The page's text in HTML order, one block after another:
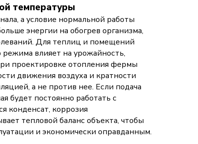
температуры
а условие нормальной работы
энергии на обогрев организма,
Для теплиц и помещений
влияет на урожайность,
проектировке отопления фермы
движения воздуха и кратности
а не против нее. Если подача
будет постоянно работать с
конденсат, коррозия
тепловой баланс объекта, чтобы
и экономически оправданным.